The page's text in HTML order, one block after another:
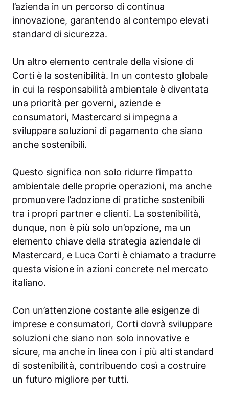
l’azienda in un percorso di continua
innovazione, garantendo al contempo elevati
standard di sicurezza.
Un altro elemento centrale della visione di
Corti è la sostenibilità. In un contesto globale
in cui la responsabilità ambientale è diventata
una priorità per governi, aziende e
consumatori, Mastercard si impegna a
sviluppare soluzioni di pagamento che siano
anche sostenibili.
Questo significa non solo ridurre l’impatto
ambientale delle proprie operazioni, ma anche
promuovere l’adozione di pratiche sostenibili
tra i propri partner e clienti. La sostenibilità,
dunque, non è più solo un’opzione, ma un
elemento chiave della strategia aziendale di
Mastercard, e Luca Corti è chiamato a tradurre
questa visione in azioni concrete nel mercato
italiano.
Con un’attenzione costante alle esigenze di
imprese e consumatori, Corti dovrà sviluppare
soluzioni che siano non solo innovative e
sicure, ma anche in linea con i più alti standard
di sostenibilità, contribuendo così a costruire
un futuro migliore per tutti.